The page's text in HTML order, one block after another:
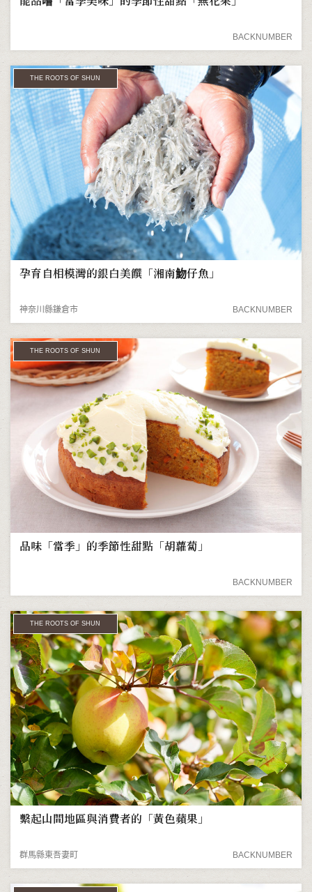
BACKNUMBER
THE ROOTS OF SHUN
孕育自相模灣的銀白美饌「湘南魩仔魚」
神奈川縣鎌倉市 BACKNUMBER
THE ROOTS OF SHUN
品味「當季」的季節性甜點「胡蘿蔔」
BACKNUMBER
THE ROOTS OF SHUN
繫起山間地區與消費者的「黃色蘋果」
群馬縣東吾妻町 BACKNUMBER